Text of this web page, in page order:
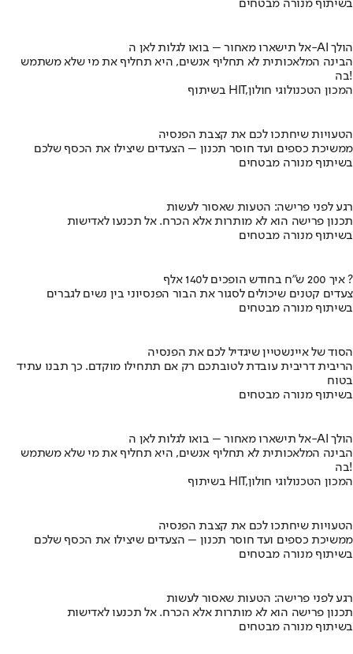
בשיתוף מנורה מבטחים
אל תישארו מאחור – בואו לגלות לאן ה-AI הולך
הבינה המלאכותית לא תחליף אנשים, היא תחליף את מי שלא משתמש
בה!
בשיתוף HIT,המכון הטכנולוגי חולון
הטעויות שיחתכו לכם את קצבת הפנסיה
ממשיכת כספים ועד חוסר תכנון – הצעדים שיצילו את הכסף שלכם
בשיתוף מנורה מבטחים
רגע לפני פרישה: הטעות שאסור לעשות
תכנון פרישה הוא לא מותרות אלא הכרח. אל תכנעו לאדישות
בשיתוף מנורה מבטחים
איך 200 ש"ח בחודש הופכים ל140 אלף ?
צעדים קטנים שיכולים לסגור את הבור הפנסיוני בין נשים לגברים
בשיתוף מנורה מבטחים
הסוד של איינשטיין שיגדיל לכם את הפנסיה
הריבית דריבית עובדת לטובתכם רק אם תתחילו מוקדם. כך תבנו עתיד
בטוח
בשיתוף מנורה מבטחים
אל תישארו מאחור – בואו לגלות לאן ה-AI הולך
הבינה המלאכותית לא תחליף אנשים, היא תחליף את מי שלא משתמש
בה!
בשיתוף HIT,המכון הטכנולוגי חולון
הטעויות שיחתכו לכם את קצבת הפנסיה
ממשיכת כספים ועד חוסר תכנון – הצעדים שיצילו את הכסף שלכם
בשיתוף מנורה מבטחים
רגע לפני פרישה: הטעות שאסור לעשות
תכנון פרישה הוא לא מותרות אלא הכרח. אל תכנעו לאדישות
בשיתוף מנורה מבטחים